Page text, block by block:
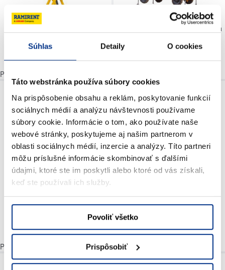
Súhlas Detaily O cookies
Táto webstránka používa súbory cookies
Na prispôsobenie obsahu a reklám, poskytovanie funkcií
sociálnych médií a analýzu návštevnosti používame
súbory cookie. Informácie o tom, ako používate naše
webové stránky, poskytujeme aj našim partnerom v
oblasti sociálnych médií, inzercie a analýzy. Títo partneri
môžu príslušné informácie skombinovať s ďalšími
údajmi, ktoré ste im poskytli alebo ktoré od vás získali,
keď ste používali ich služby.
Povoliť všetko
Prispôsobiť
Plošina nožnicová dieselová 12 m
Plošina nožnicová dieselová 15 m
Plošina nožnicová dieselová 18 m
Plošina kĺbová dieselová 16 m